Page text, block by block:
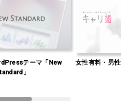
テーマ「New
」
女性有料・男